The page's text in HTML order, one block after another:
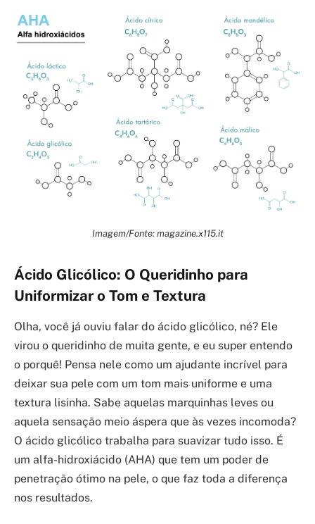
Imagem/Fonte: magazine.x115.it
Ácido Glicólico: O Queridinho para
Uniformizar o Tom e Textura
Olha, você já ouviu falar do ácido glicólico, né? Ele
virou o queridinho de muita gente, e eu super entendo
o porquê! Pensa nele como um ajudante incrível para
deixar sua pele com um tom mais uniforme e uma
textura lisinha. Sabe aquelas marquinhas leves ou
aquela sensação meio áspera que às vezes incomoda?
O ácido glicólico trabalha para suavizar tudo isso. É
um alfa-hidroxiácido (AHA) que tem um poder de
penetração ótimo na pele, o que faz toda a diferença
nos resultados.